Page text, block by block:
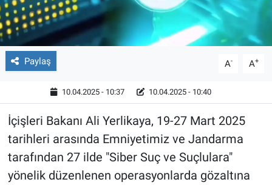
Paylaş A- A+
10.04.2025 - 10:37 10.04.2025 - 10:40
İçişleri Bakanı Ali Yerlikaya, 19-27 Mart 2025
tarihleri arasında Emniyetimiz ve Jandarma
tarafından 27 ilde "Siber Suç ve Suçlulara"
yönelik düzenlenen operasyonlarda gözaltına
Röportaj
Video Galeri